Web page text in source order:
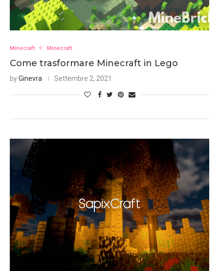
Minecraft Minecraft
Come trasformare Minecraft in Lego
byGinevra Settembre 2, 2021